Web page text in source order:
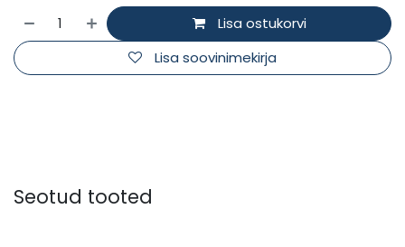
Lisa ostukorvi
Lisa soovinimekirja
Seotud tooted